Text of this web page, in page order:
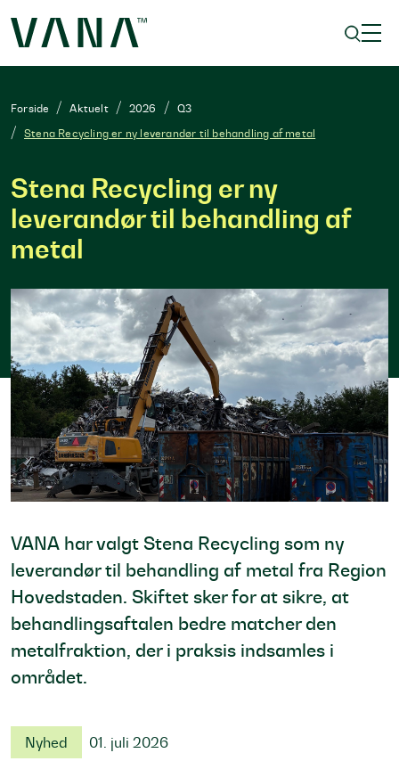
Forside Aktuelt 2026
Q3
Stena Recycling er ny leverandør til behandling af metal
Stena Recycling er ny
leverandør til behandling af
metal
VANA har valgt Stena Recycling som ny
leverandør til behandling af metal fra Region
Hovedstaden. Skiftet sker for at sikre, at
behandlingsaftalen bedre matcher den
metalfraktion, der i praksis indsamles i
området.
Nyhed 01. juli 2026